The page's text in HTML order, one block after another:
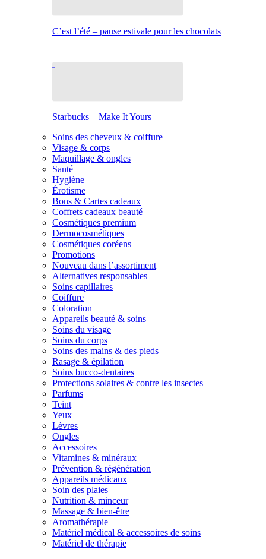
C’est l’été – pause estivale pour les chocolats
Starbucks – Make It Yours
Soins des cheveux & coiffure
Visage & corps
Maquillage & ongles
Santé
Hygiène
Érotisme
Bons & Cartes cadeaux
Coffrets cadeaux beauté
Cosmétiques premium
Dermocosmétiques
Cosmétiques coréens
Promotions
Nouveau dans l’assortiment
Alternatives responsables
Soins capillaires
Coiffure
Coloration
Appareils beauté & soins
Soins du visage
Soins du corps
Soins des mains & des pieds
Rasage & épilation
Soins bucco-dentaires
Protections solaires & contre les insectes
Parfums
Teint
Yeux
Lèvres
Ongles
Accessoires
Vitamines & minéraux
Prévention & régénération
Appareils médicaux
Soin des plaies
Nutrition & minceur
Massage & bien-être
Aromathérapie
Matériel médical & accessoires de soins
Matériel de thérapie